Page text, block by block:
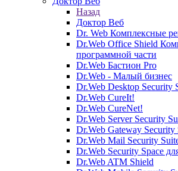
Назад
Доктор Веб
Dr. Web Комплексные
Dr.Web Office Shield
программной части
Dr.Web Бастион Pro
Dr.Web - Малый бизнес
Dr.Web Desktop Security
Dr.Web CureIt!
Dr.Web CureNet!
Dr.Web Server Security
Dr.Web Gateway Security
Dr.Web Mail Security
Dr.Web Security Space
Dr.Web ATM Shield